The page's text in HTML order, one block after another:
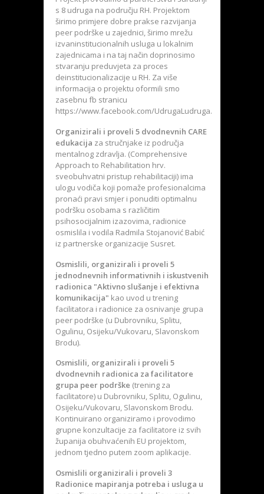
s 8 udruga na području RH. Projektom
širimo primjere dobre prakse razvijanja
peer podrške u zajednici, širimo mrežu
izvaninstitucionalnih usluga u lokalnim
zajednicama i na taj način doprinosimo
stvaranju preduvjeta za proces
deinstitucionalizacije u RH. Za više
informacija o projektu oformili smo
zasebnu fb stranicu
https://www.facebook.com/UdrugaLudruga.
Organizirali i proveli 5 dvodnevnih CARE
edukacija za stručnjake iz područja
mentalnog zdravlja. (Comprehensive
Approach to Rehabilitation hrv.
sveobuhvatni pristup rehabilitaciji) ima
ulogu vodiča koji pomaže profesionalcima
pronaći pravi smjer i ponuditi optimalnu
podršku osobama s različitim
psihosocijalnim izazovima, radionice
osmislila i vodila Radmila Stojanović Babić
iz partnerske organizacije Susret.
Osmislili, organizirali i proveli 5
jednodnevnih informativnih i iskustvenih
radionica "Aktivno slušanje i efektivna
komunikacija" kao uvod u trening
facilitatora i radionice za osnivanje grupa
peer podrške (u Dubrovniku, Splitu,
Ogulinu, Osijeku/Vukovaru, Slavonskom
Brodu).
Osmislili, organizirali i proveli 5
dvodnevnih radionica za facilitatore
grupa peer podrške (trening za
facilitatore) u Dubrovniku, Splitu, Ogulinu,
Osijeku/Vukovaru, Slavonskom Brodu.
Kontinuirano organiziramo i provodimo
grupne konzultacije za facilitatore iz svih
županija obuhvaćenih EU projektom,
jednom tjedno putem zoom aplikacije.
Osmislili organizirali i proveli 3
Radionice mapiranja potreba i usluga u